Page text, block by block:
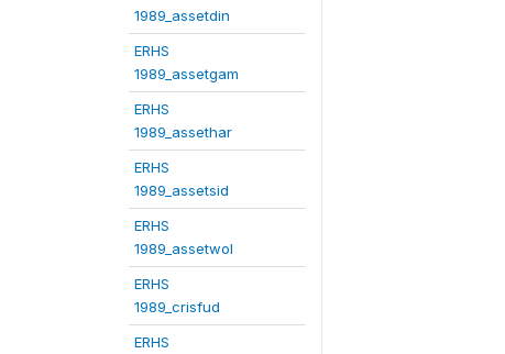
1989_assetdin
ERHS
1989_assetgam
ERHS
1989_assethar
ERHS
1989_assetsid
ERHS
1989_assetwol
ERHS
1989_crisfud
ERHS